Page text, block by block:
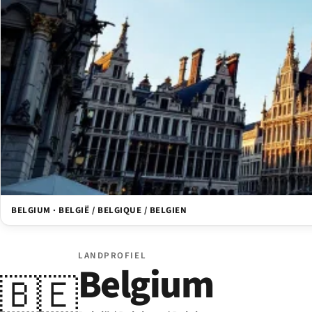
BELGIUM · BELGIË / BELGIQUE / BELGIEN
🇧🇪
LANDPROFIEL
Belgium